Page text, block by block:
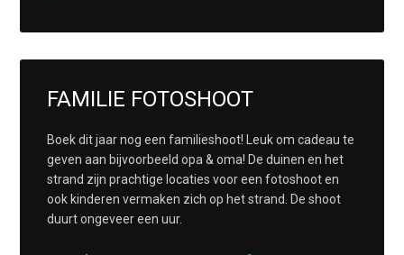
FAMILIE FOTOSHOOT
Boek dit jaar nog een familieshoot! Leuk om cadeau te
geven aan bijvoorbeeld opa & oma! De duinen en het
strand zijn prachtige locaties voor een fotoshoot en
ook kinderen vermaken zich op het strand. De shoot
duurt ongeveer een uur.